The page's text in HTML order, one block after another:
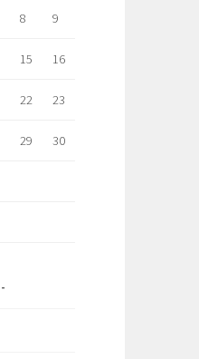
8 9
15 16
22 23
29 30